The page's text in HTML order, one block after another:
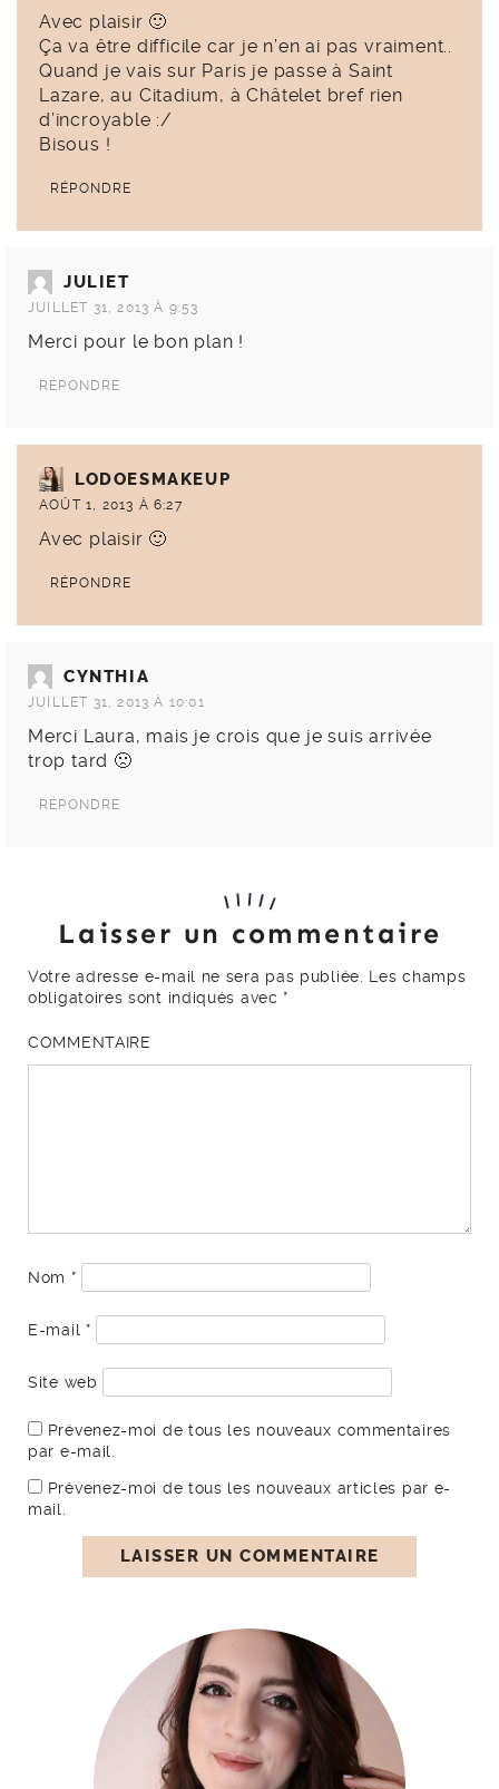
Avec plaisir 🙂
Ça va être difficile car je n’en ai pas vraiment..
Quand je vais sur Paris je passe à Saint
Lazare, au Citadium, à Châtelet bref rien
d’incroyable :/
Bisous !
RÉPONDRE
JULIET
JUILLET 31, 2013 À 9:53
Merci pour le bon plan !
RÉPONDRE
LODOESMAKEUP
AOÛT 1, 2013 À 6:27
Avec plaisir 🙂
RÉPONDRE
CYNTHIA
JUILLET 31, 2013 À 10:01
Merci Laura, mais je crois que je suis arrivée
trop tard 🙁
RÉPONDRE
Laisser un commentaire
Votre adresse e-mail ne sera pas publiée.
Les champs
obligatoires sont indiqués avec *
COMMENTAIRE
Nom *
E-mail *
Site web
Prévenez-moi de tous les nouveaux commentaires
par e-mail.
Prévenez-moi de tous les nouveaux articles par e-
mail.